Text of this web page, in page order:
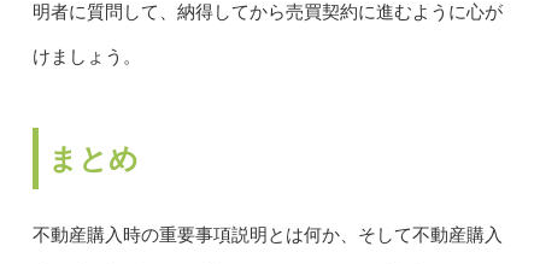
明者に質問して、納得してから売買契約に進むように心が
けましょう。
まとめ
不動産購入時の重要事項説明とは何か、そして不動産購入